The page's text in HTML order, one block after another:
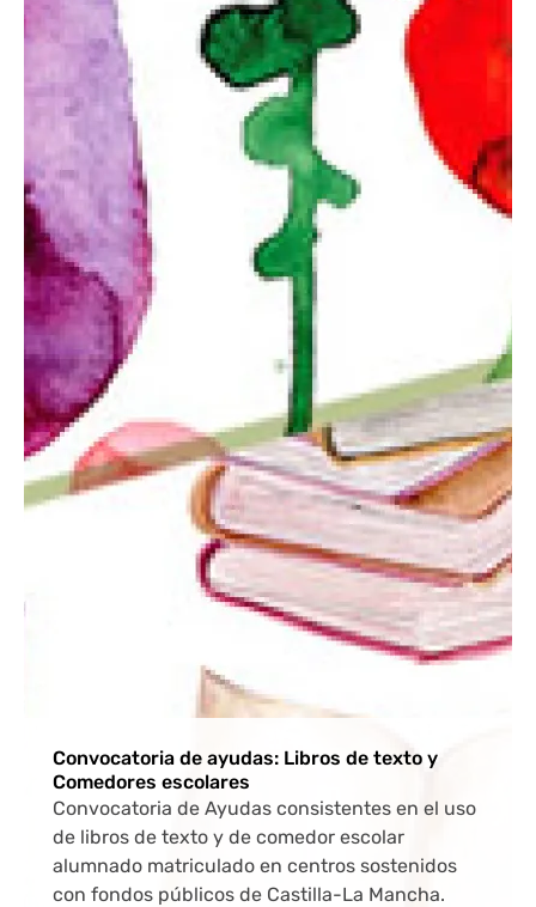
Convocatoria de ayudas: Libros de texto y
Comedores escolares
Convocatoria de Ayudas consistentes en el uso
de libros de texto y de comedor escolar
alumnado matriculado en centros sostenidos
con fondos públicos de Castilla-La Mancha.